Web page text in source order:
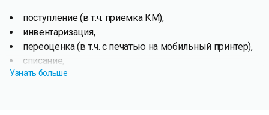
поступление (в т.ч. приемка КМ),
инвентаризация,
переоценка (в т.ч. с печатью на мобильный принтер),
списание,
возврат,
Узнать больше